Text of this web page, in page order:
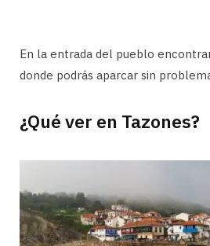
En la entrada del pueblo
donde podrás aparcar sin
¿Qué ver en Tazones?